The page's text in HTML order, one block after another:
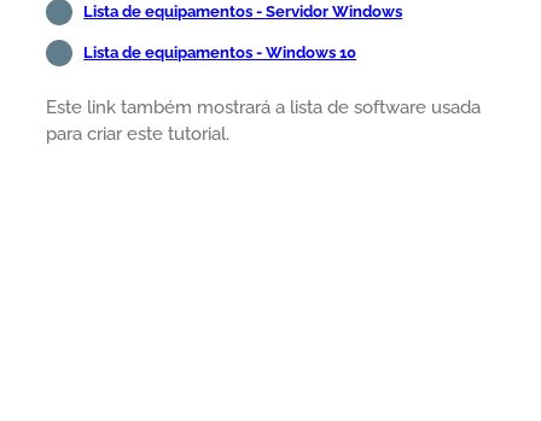
Lista de equipamentos - Servidor Windows
Lista de equipamentos - Windows 10
Este link também mostrará a lista de software usada
para criar este tutorial.